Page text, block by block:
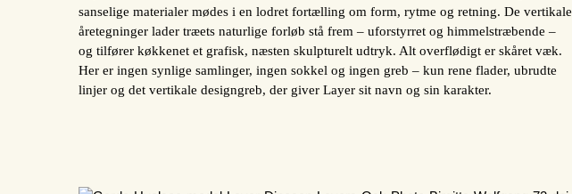
sanselige materialer mødes i en lodret fortælling om form, rytme og retning. De vertikale
åretegninger lader træets naturlige forløb stå frem – uforstyrret og himmelstræbende –
og tilfører køkkenet et grafisk, næsten skulpturelt udtryk. Alt overflødigt er skåret væk.
Her er ingen synlige samlinger, ingen sokkel og ingen greb – kun rene flader, ubrudte
linjer og det vertikale designgreb, der giver Layer sit navn og sin karakter.